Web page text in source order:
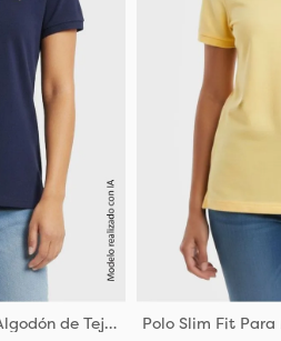
Polo Slim Fit Para Mujer Algodón de Tejido de Punto